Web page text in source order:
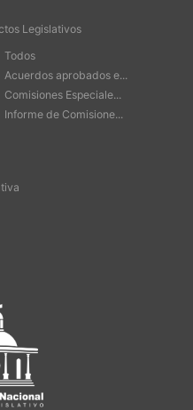
Legislativos
Todos
Acuerdos aprobados e...
Comisiones Especiale...
Informe de Comisione...